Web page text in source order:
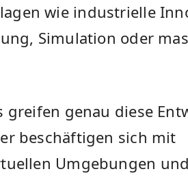
wie industrielle
Simulation oder
greifen genau diese
beschäftigen sich mit
Umgebungen